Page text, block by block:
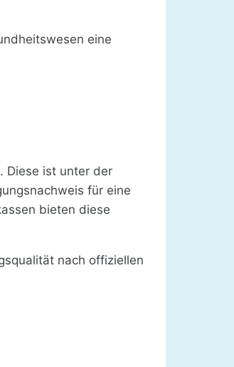
eine
Diese ist unter der
für eine
bieten diese
nach offiziellen